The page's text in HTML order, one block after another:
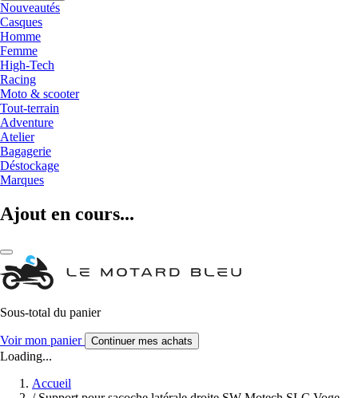
Nouveautés
Casques
Homme
Femme
High-Tech
Racing
Moto & scooter
Tout-terrain
Adventure
Atelier
Bagagerie
Déstockage
Marques
Ajout en cours...
Sous-total du panier
Voir mon panier Continuer mes achats
Loading...
Accueil